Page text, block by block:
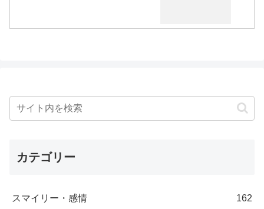
カテゴリー
スマイリー・感情 162